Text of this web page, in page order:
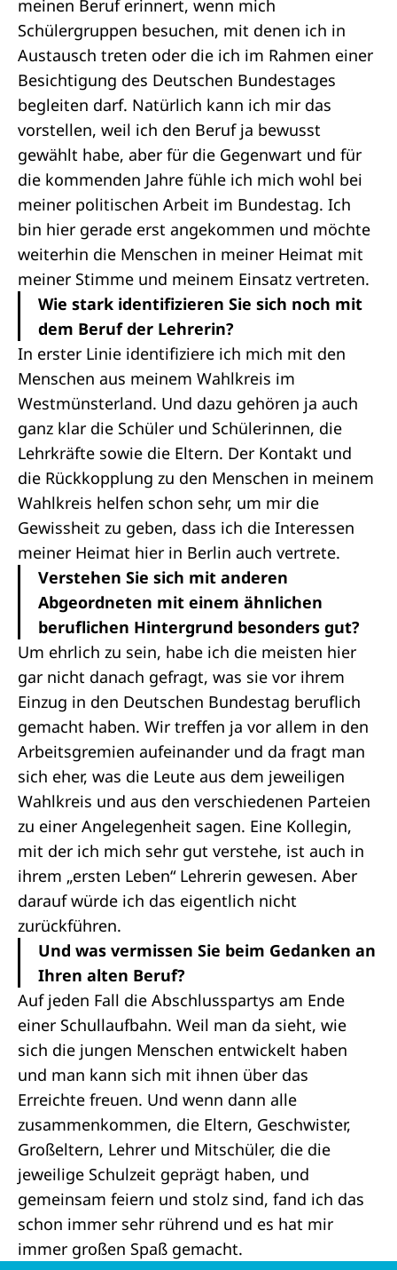
meinen Beruf erinnert, wenn mich
Schülergruppen besuchen, mit denen ich in
Austausch treten oder die ich im Rahmen einer
Besichtigung des Deutschen Bundestages
begleiten darf. Natürlich kann ich mir das
vorstellen, weil ich den Beruf ja bewusst
gewählt habe, aber für die Gegenwart und für
die kommenden Jahre fühle ich mich wohl bei
meiner politischen Arbeit im Bundestag. Ich
bin hier gerade erst angekommen und möchte
weiterhin die Menschen in meiner Heimat mit
meiner Stimme und meinem Einsatz vertreten.
Wie stark identifizieren Sie sich noch mit
dem Beruf der Lehrerin?
In erster Linie identifiziere ich mich mit den
Menschen aus meinem Wahlkreis im
Westmünsterland. Und dazu gehören ja auch
ganz klar die Schüler und Schülerinnen, die
Lehrkräfte sowie die Eltern. Der Kontakt und
die Rückkopplung zu den Menschen in meinem
Wahlkreis helfen schon sehr, um mir die
Gewissheit zu geben, dass ich die Interessen
meiner Heimat hier in Berlin auch vertrete.
Verstehen Sie sich mit anderen
Abgeordneten mit einem ähnlichen
beruflichen Hintergrund besonders gut?
Um ehrlich zu sein, habe ich die meisten hier
gar nicht danach gefragt, was sie vor ihrem
Einzug in den Deutschen Bundestag beruflich
gemacht haben. Wir treffen ja vor allem in den
Arbeitsgremien aufeinander und da fragt man
sich eher, was die Leute aus dem jeweiligen
Wahlkreis und aus den verschiedenen Parteien
zu einer Angelegenheit sagen. Eine Kollegin,
mit der ich mich sehr gut verstehe, ist auch in
ihrem „ersten Leben“ Lehrerin gewesen. Aber
darauf würde ich das eigentlich nicht
zurückführen.
Und was vermissen Sie beim Gedanken an
Ihren alten Beruf?
Auf jeden Fall die Abschlusspartys am Ende
einer Schullaufbahn. Weil man da sieht, wie
sich die jungen Menschen entwickelt haben
und man kann sich mit ihnen über das
Erreichte freuen. Und wenn dann alle
zusammenkommen, die Eltern, Geschwister,
Großeltern, Lehrer und Mitschüler, die die
jeweilige Schulzeit geprägt haben, und
gemeinsam feiern und stolz sind, fand ich das
schon immer sehr rührend und es hat mir
immer großen Spaß gemacht.